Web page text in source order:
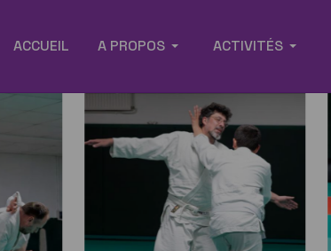
ACCUEIL A PROPOS ACTIVITÉS